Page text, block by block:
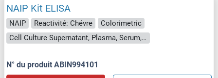
NAIP Kit ELISA
NAIP Reactivité: Chévre
Colorimetric
Cell Culture Supernatant, Plasma, Serum, Tissue Homogenate
N° du produit ABIN994101